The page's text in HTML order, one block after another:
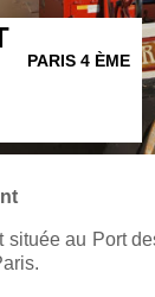
PARIS 4 ÈME
située au Port